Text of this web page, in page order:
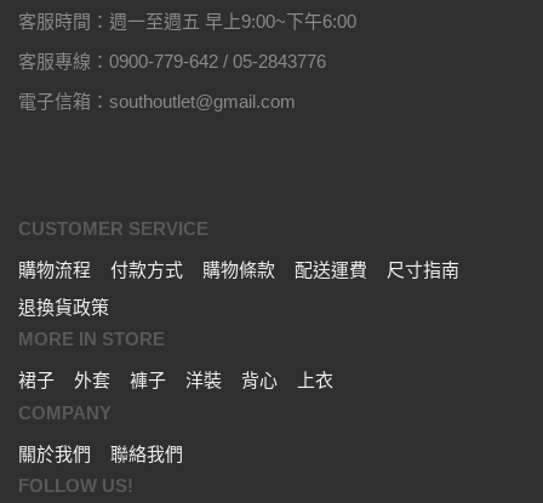
客服時間：週一至週五 早上9:00~下午6:00
客服專線：0900-779-642 / 05-2843776
電子信箱：southoutlet@gmail.com
CUSTOMER SERVICE
購物流程
付款方式 購物條款 配送運費
尺寸指南
退換貨政策
MORE IN STORE
裙子
外套 褲子 洋裝 背心
上衣
COMPANY
關於我們
聯絡我們
FOLLOW US!